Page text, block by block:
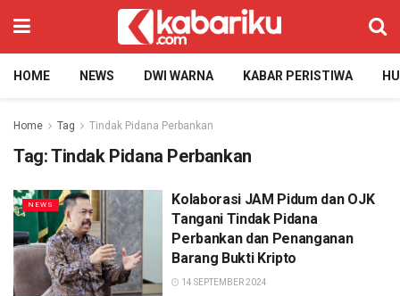
HOME NEWS DWI WARNA KABAR PERISTIWA
Home Tag Tindak Pidana Perbankan
Tag:Tindak Pidana Perbankan
NEWS
Kolaborasi JAM Pidum dan OJK
Tangani Tindak Pidana
Perbankan dan Penanganan
Barang Bukti Kripto
14 SEPTEMBER 2024